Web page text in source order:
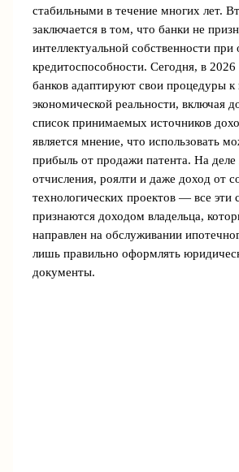
стабильными в течение многих лет.
заключается в том, что банки не
интеллектуальной собственности при
кредитоспособности. Сегодня, в
банков адаптируют свои процедуры к
экономической реальности, включая
список принимаемых источников
является мнение, что использовать
прибыль от продажи патента. На деле
отчисления, роялти и даже доход от
технологических проектов — все эти
признаются доходом владельца,
направлен на обслуживании
лишь правильно оформлять
документы.